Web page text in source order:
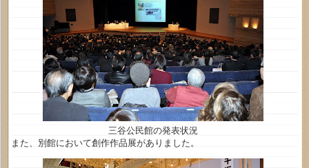
三谷公民館の発表状況
また、別館において創作作品展がありました。